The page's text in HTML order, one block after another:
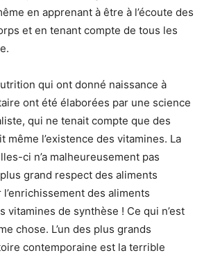
en apprenant à être à l’écoute des
et en tenant compte de tous les
qui ont donné naissance à
ont été élaborées par une science
qui ne tenait compte que des
même l’existence des vitamines. La
ci n’a malheureusement pas
grand respect des aliments
des aliments
vitamines de synthèse ! Ce qui n’est
chose. L’un des plus grands
contemporaine est la terrible